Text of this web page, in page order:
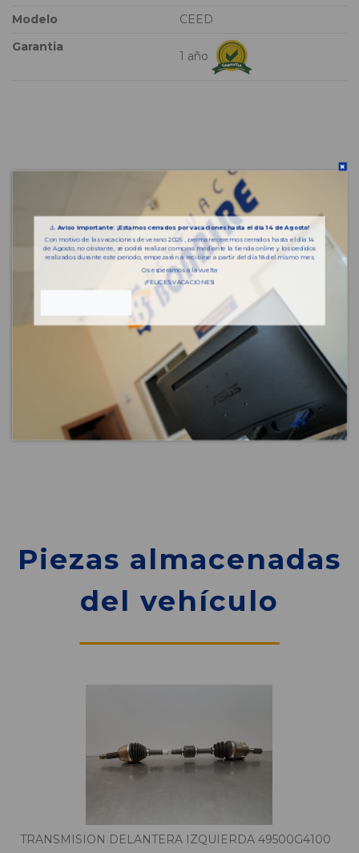
Modelo
CEED
Garantia
1 año
Piezas almacenadas
del vehículo
TRANSMISION DELANTERA IZQUIERDA 49500G4100
⚠️ Aviso importante: ¡Estamos cerrados por vacaciones hasta el día 14 de Agosto!
Con motivo de las vacaciones de verano 2026 , permaneceremos cerrados hasta el día 14
de Agosto, no obstante, se podrá realizar compras mediante la tienda online y los pedidos
realizados durante este periodo, empezarán a recibirse a partir del día 18 del mismo mes.
Os esperamos a la vuelta
¡FELICES VACACIONES!